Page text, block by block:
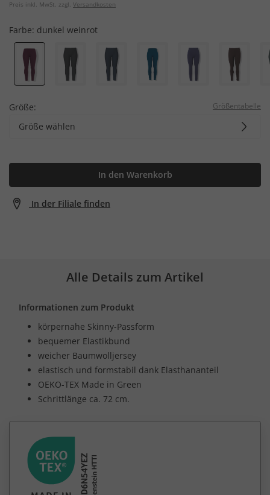
Preis inkl. MwSt. zzgl. Versandkosten
Farbe: dunkel weinrot
Größe: Größentabelle
Größe wählen
In den Warenkorb
In der Filiale finden
Alle Details zum Artikel
Informationen zum Produkt
körpernahe Skinny-Passform
bequemer Elastikbund
weicher Baumwolljersey
elastisch und formstabil dank Elasthananteil
OEKO-TEX Made in Green
Schrittlänge ca. 72 cm.